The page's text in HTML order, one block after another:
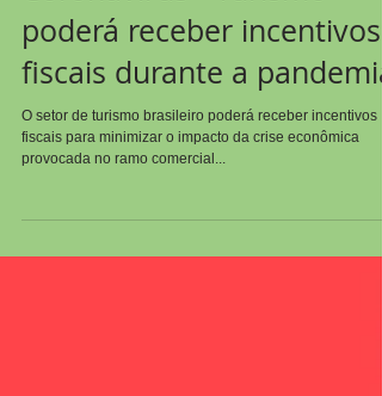
Coronavírus - Turismo
poderá receber incentivos
fiscais durante a pandemia
O setor de turismo brasileiro poderá receber incentivos